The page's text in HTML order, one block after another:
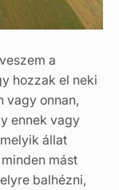
a
hozzak el neki
vagy onnan,
ennek vagy
állat
mást
balhézni,